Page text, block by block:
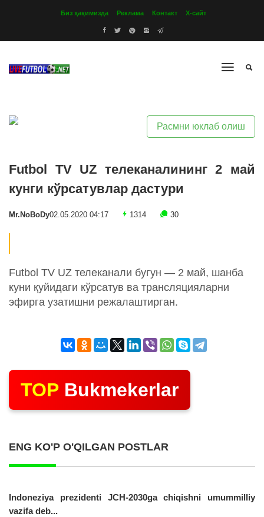
Биз ҳақимизда Реклама Контакт Х-сайт
Расмни юклаб олиш
Futbol TV UZ телеканалининг 2 май
кунги кўрсатувлар дастури
Mr.NoBoDy02.05.2020 04:17 1314 30
Futbol TV UZ телеканали бугун — 2 май, шанба
куни қуйидаги кўрсатув ва трансляцияларни
эфирга узатишни режалаштирган.
TOP Bukmekerlar
ENG KO'P O'QILGAN POSTLAR
Indoneziya prezidenti JCH-2030ga chiqishni umummilliy
vazifa deb...